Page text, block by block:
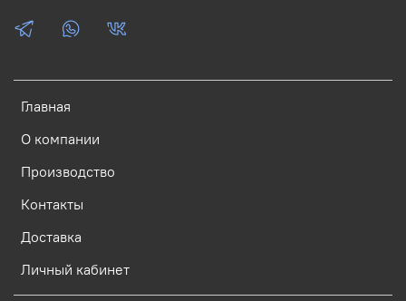
Главная
О компании
Производство
Контакты
Доставка
Личный кабинет